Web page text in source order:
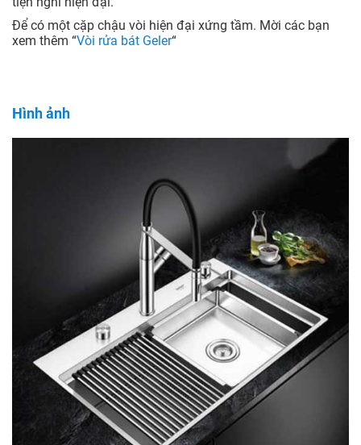
Để có một cặp chậu vòi hiện đại xứng tầm. Mời các bạn
xem thêm “Vòi rửa bát Geler“
Hình ảnh